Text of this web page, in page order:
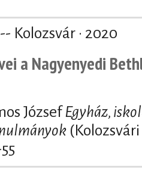
Kolozsvár · 2020
a Nagyenyedi
JózsefEgyház,